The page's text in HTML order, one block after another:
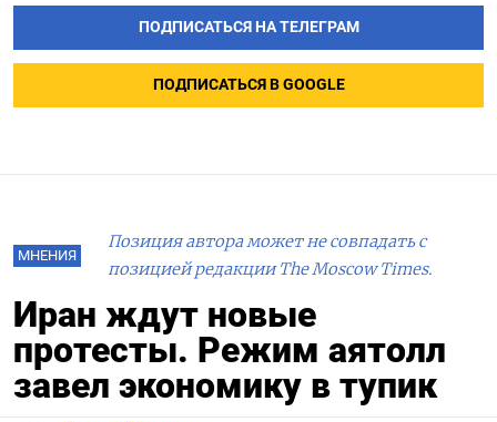
ПОДПИСАТЬСЯ НА ТЕЛЕГРАМ
ПОДПИСАТЬСЯ В GOOGLE
МНЕНИЯ
Позиция автора может не совпадать с
позицией редакции The Moscow Times.
Иран ждут новые
протесты. Режим аятолл
завел экономику в тупик